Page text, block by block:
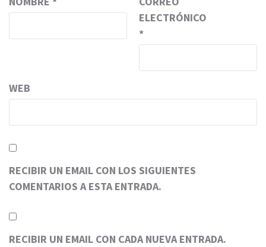
ELECTRÓNICO
*
WEB
RECIBIR UN EMAIL CON LOS SIGUIENTES
COMENTARIOS A ESTA ENTRADA.
RECIBIR UN EMAIL CON CADA NUEVA ENTRADA.